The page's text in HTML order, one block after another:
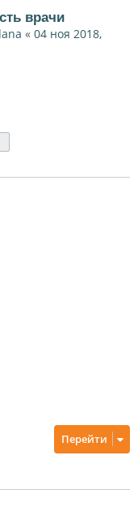
врачи
« 04 ноя 2018,
Перейти